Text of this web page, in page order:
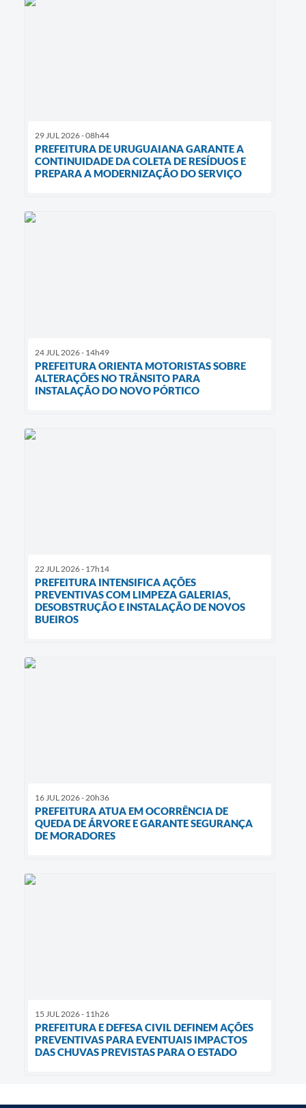
29 JUL 2026 - 08h44
PREFEITURA DE URUGUAIANA GARANTE A
CONTINUIDADE DA COLETA DE RESÍDUOS E
PREPARA A MODERNIZAÇÃO DO SERVIÇO
24 JUL 2026 - 14h49
PREFEITURA ORIENTA MOTORISTAS SOBRE
ALTERAÇÕES NO TRÂNSITO PARA
INSTALAÇÃO DO NOVO PÓRTICO
22 JUL 2026 - 17h14
PREFEITURA INTENSIFICA AÇÕES
PREVENTIVAS COM LIMPEZA GALERIAS,
DESOBSTRUÇÃO E INSTALAÇÃO DE NOVOS
BUEIROS
16 JUL 2026 - 20h36
PREFEITURA ATUA EM OCORRÊNCIA DE
QUEDA DE ÁRVORE E GARANTE SEGURANÇA
DE MORADORES
15 JUL 2026 - 11h26
PREFEITURA E DEFESA CIVIL DEFINEM AÇÕES
PREVENTIVAS PARA EVENTUAIS IMPACTOS
DAS CHUVAS PREVISTAS PARA O ESTADO